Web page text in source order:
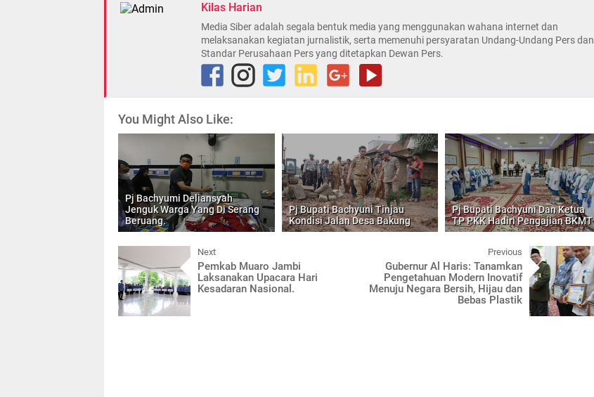
Kilas Harian
Media Siber adalah segala bentuk media yang menggunakan wahana internet dan
melaksanakan kegiatan jurnalistik, serta memenuhi persyaratan Undang-Undang Pers dan
Standar Perusahaan Pers yang ditetapkan Dewan Pers.
You Might Also Like:
Pj Bachyumi Deliansyah
Jenguk Warga Yang Di Serang
Beruang.
Pj Bupati Bachyuni Tinjau
Kondisi Jalan Desa Bakung
Pj Bupati Bachyuni Dan Ketua
TP PKK Hadiri Pengajian BKMT
Next
Pemkab Muaro Jambi
Laksanakan Upacara Hari
Kesadaran Nasional.
Previous
Gubernur Al Haris: Tanamkan
Pengetahuan Modern Inovatif
Menuju Negara Bersih, Hijau dan
Bebas Plastik